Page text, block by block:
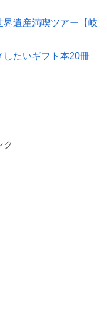
界遺産満喫ツアー【岐
したいギフト本20冊
ク